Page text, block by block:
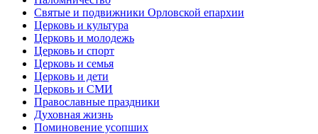
Святые и подвижники Орловской епархии
Церковь и культура
Церковь и молодежь
Церковь и спорт
Церковь и семья
Церковь и дети
Церковь и СМИ
Православные праздники
Духовная жизнь
Поминовение усопших